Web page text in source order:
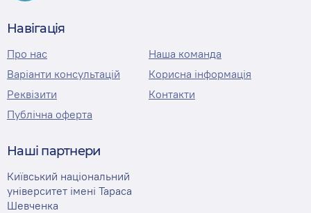
Навігація
Про нас
Наша команда
Варіанти консультацій
Корисна інформація
Реквізити
Контакти
Публічна оферта
Наші партнери
Київський національний
університет імені Тараса
Шевченка